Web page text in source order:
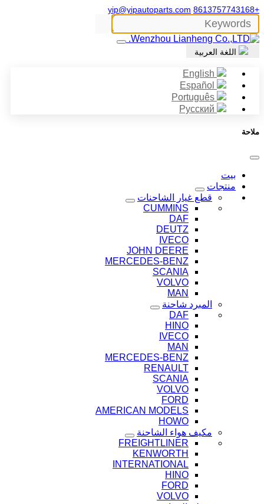
+8613757743168
yip@yipautoparts.com
اللغة العربية
ملاحة
بيت
منتجات
قطع غيار الشاحنات
CUMMINS
DAF
DEUTZ
IVECO
JOHN DEERE
MERCEDES-BENZ
SCANIA
VOLVO
MAN
المبرد شاحنة
DAF
HINO
IVECO
MAN
MERCEDES-BENZ
RENAULT
SCANIA
VOLVO
FORD
AMERICAN MODELS
HOWO
مكيف هواء الشاحنة
FREIGHTLINER
KENWORTH
INTERNATIONAL
HINO
FORD
VOLVO